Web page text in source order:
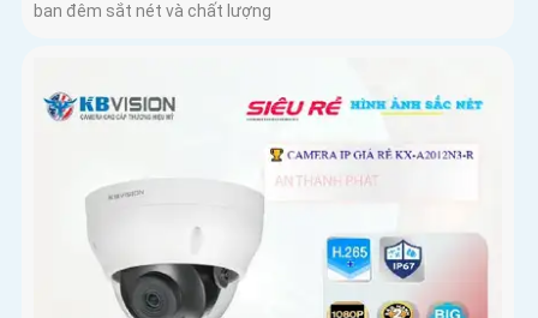
ban đêm sắt nét và chất lượng